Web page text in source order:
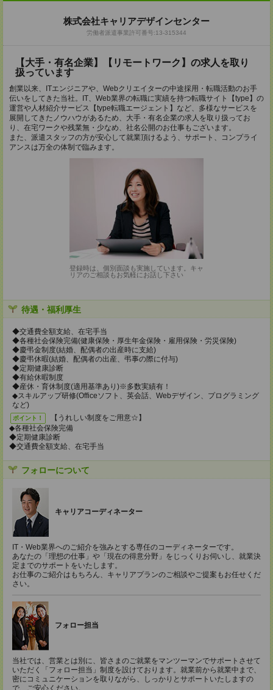
株式会社キャリアデザインセンター
労働者派遣事業許可番号:13-315344
【大手・有名企業】【リモートワーク】の求人を取り
扱っています
創業以来、ITエンジニアや、Webクリエイターの中途採用・転職活動のお手
伝いをしてきた当社。IT、Web業界の転職に実績を持つ転職サイト【type】の
運営や人材紹介サービス【type転職エージェント】など、多様なサービスを
展開してきたノウハウがあるため、大手・有名企業の求人を取り扱ってお
り、在宅ワークや残業無・少なめ、社名公開のお仕事もございます。
また、派遣スタッフの方が安心して就業頂けるよう、サポート、コンプライ
アンスは万全の体制で臨みます。
登録時は、個別面談も実施しています。キャ
リアのご相談もお気軽にお話し下さい
待遇・福利厚生
◆交通費全額支給、在宅手当
◆各種社会保険完備(健康保険・厚生年金保険・雇用保険・労災保険)
◆慶弔金制度(結婚、配偶者の出産時に支給)
◆慶弔休暇(結婚、配偶者の出産、弔事の際に付与)
◆定期健康診断
◆有給休暇制度
◆産休・育休制度(適用基準あり)※多数実績有！
◆スキルアップ研修(Officeソフト、英会話、Webデザイン、プログラミング
など)
ポイント！
【うれしい制度をご用意☆】
◆各種社会保険完備
◆定期健康診断
◆交通費全額支給、在宅手当
フォローについて
キャリアコーディネーター
IT・Web業界へのご紹介を強みとする専任のコーディネーターです。
あなたの「理想の仕事」や「現在の得意分野」をじっくりお伺いし、就業決
定までのサポートをいたします。
お仕事のご紹介はもちろん、キャリアプランのご相談やご提案もお任せくだ
さい。
フォロー担当
当社では、営業とは別に、皆さまのご就業をマンツーマンでサポートさせて
いただく「フォロー担当」制度を設けております。就業前から就業中まで、
密にコミュニケーションを取りながら、しっかりとサポートいたしますの
で、ご安心ください。